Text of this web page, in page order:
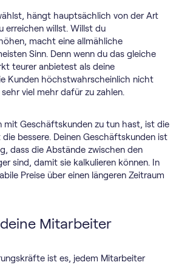
hängt hauptsächlich von der Art
erreichen willst. Willst du
macht eine allmähliche
Sinn. Denn wenn du das gleiche
teurer anbietest als deine
Kunden höchstwahrscheinlich nicht
viel mehr dafür zu zahlen.
mit Geschäftskunden zu tun hast, ist die
bessere. Deinen Geschäftskunden ist
dass die Abstände zwischen den
sind, damit sie kalkulieren können. In
Preise über einen längeren Zeitraum
Mitarbeiter
ist es, jedem Mitarbeiter